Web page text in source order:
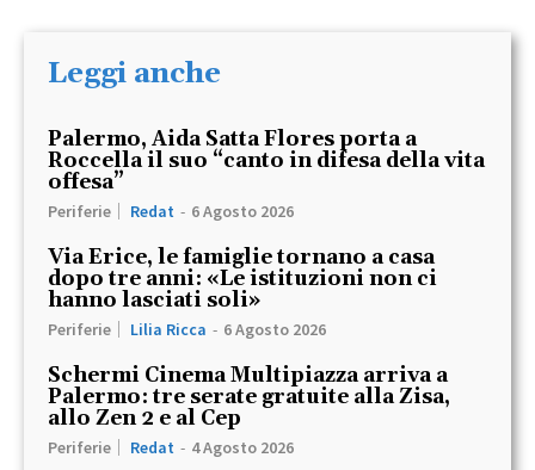
Leggi anche
Palermo, Aida Satta Flores porta a
Roccella il suo “canto in difesa della vita
offesa”
Periferie Redat - 6 Agosto 2026
Via Erice, le famiglie tornano a casa
dopo tre anni: «Le istituzioni non ci
hanno lasciati soli»
Periferie Lilia Ricca - 6 Agosto 2026
Schermi Cinema Multipiazza arriva a
Palermo: tre serate gratuite alla Zisa,
allo Zen 2 e al Cep
Periferie Redat - 4 Agosto 2026